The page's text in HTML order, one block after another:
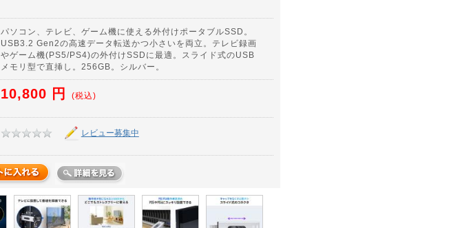
パソコン、テレビ、ゲーム機に使える外付けポータブルSSD。
USB3.2 Gen2の高速データ転送かつ小さいを両立。テレビ録画
やゲーム機(PS5/PS4)の外付けSSDに最適。スライド式のUSB
メモリ型で直挿し。256GB。シルバー。
10,800 円 (税込)
レビュー募集中